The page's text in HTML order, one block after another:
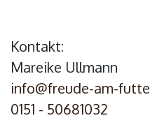
Kontakt:
Mareike Ullmann
info@freude-am-
0151 - 50681032